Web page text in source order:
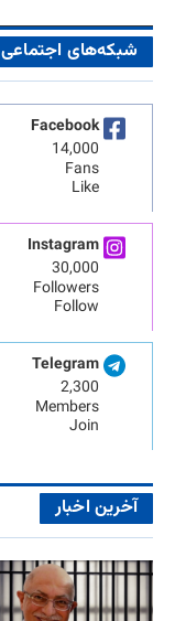
شبکه‌های اجتماعی
Facebook
14,000
Fans
Like
Instagram
30,000
Followers
Follow
Telegram
2,300
Members
Join
آخرین اخبار